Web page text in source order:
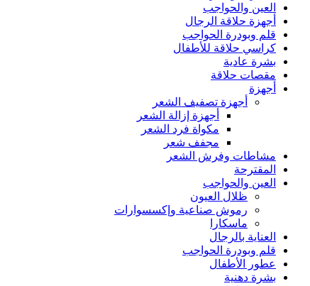
العين والحواجب
أجهزة حلاقة الرجال
قلم وبودرة الحواجب
كراسي حلاقة للأطفال
بشرة عادية
مقصات حلاقة
أجهزة
أجهزة تصفيف الشعر
أجهزة إزالة الشعر
مكواة فرد الشعر
مجفف شعر
مشاطات وفرش الشعر
المقترحة
العين والحواجب
ظلال العيون
رموش صناعية وإكسسوارات
ماسكارا
العناية بالرجال
قلم وبودرة الحواجب
عطور الأطفال
بشرة دهنية